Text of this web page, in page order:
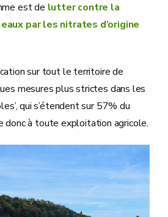
est de lutter contre la
par les nitrates d’origine
sur tout le territoire de
mesures plus strictes dans les
qui s’étendent sur 57% du
donc à toute exploitation agricole.